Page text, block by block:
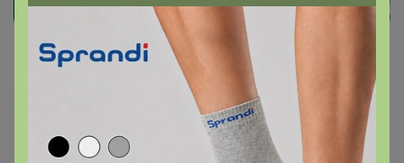
почтальон Печкин
Гений СП